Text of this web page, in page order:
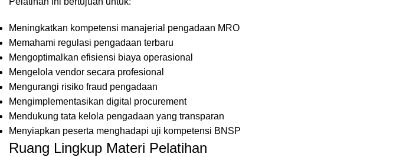
Meningkatkan kompetensi manajerial pengadaan MRO
Memahami regulasi pengadaan terbaru
Mengoptimalkan efisiensi biaya operasional
Mengelola vendor secara profesional
Mengurangi risiko fraud pengadaan
Mengimplementasikan digital procurement
Mendukung tata kelola pengadaan yang transparan
Menyiapkan peserta menghadapi uji kompetensi BNSP
Ruang Lingkup Materi Pelatihan